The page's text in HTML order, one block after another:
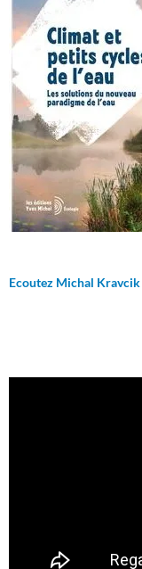
Ecoutez Michal Kravcik